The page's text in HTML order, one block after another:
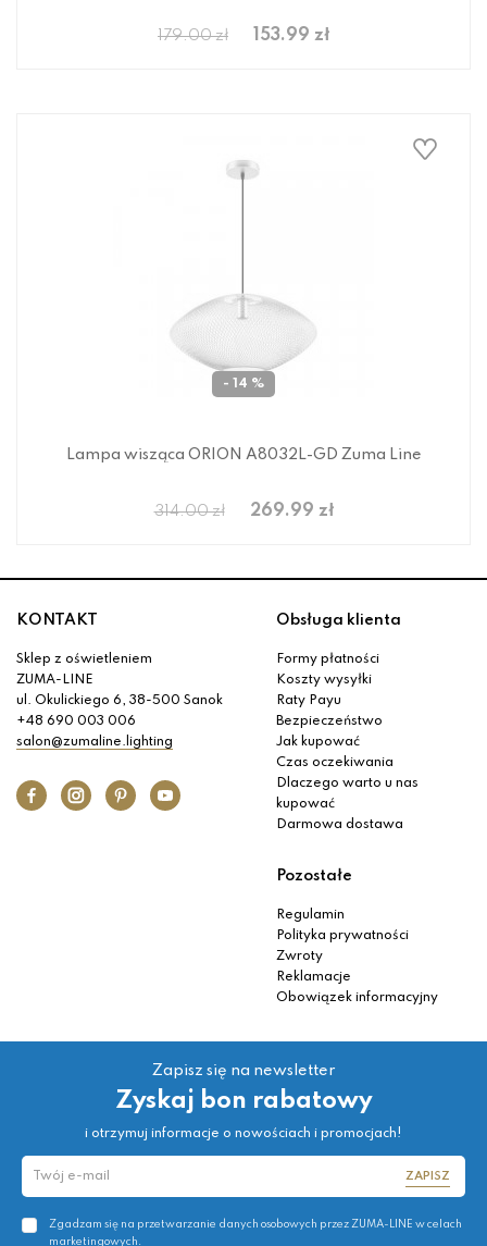
179.00 zł 153.99 zł
- 14 %
Lampa wisząca ORION A8032L-GD Zuma Line
314.00 zł 269.99 zł
KONTAKT
Sklep z oświetleniem
ZUMA-LINE
ul. Okulickiego 6, 38-500 Sanok
+48 690 003 006
salon@zumaline.lighting
Obsługa klienta
Formy płatności
Koszty wysyłki
Raty Payu
Bezpieczeństwo
Jak kupować
Czas oczekiwania
Dlaczego warto u nas
kupować
Darmowa dostawa
Pozostałe
Regulamin
Polityka prywatności
Zwroty
Reklamacje
Obowiązek informacyjny
Zapisz się na newsletter
Zyskaj bon rabatowy
i otrzymuj informacje o nowościach i promocjach!
ZAPISZ
Zgadzam się na przetwarzanie danych osobowych przez ZUMA-LINE w celach
marketingowych.